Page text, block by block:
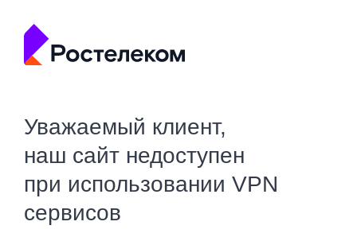
Уважаемый клиент,
наш сайт недоступен
при использовании VPN
сервисов